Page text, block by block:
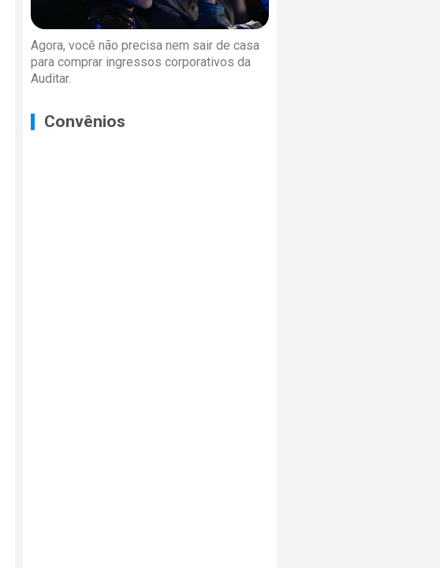
Agora, você não precisa nem sair de casa
para comprar ingressos corporativos da
Auditar.
Convênios